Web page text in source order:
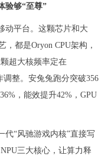
验够“至尊”
动平台。这颗芯片和大
，都是Oryon CPU架构，
超大核频率定在
调整。安兔兔跑分突破356
，能效提升42%，GPU
代“风驰游戏内核”直接写
三大核心，让算力释